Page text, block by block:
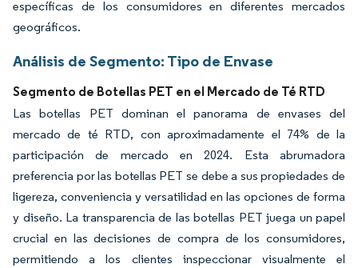
específicas de los consumidores en diferentes mercados
geográficos.
Análisis de Segmento: Tipo de Envase
Segmento de Botellas PET en el Mercado de Té RTD
Las botellas PET dominan el panorama de envases del
mercado de té RTD, con aproximadamente el 74% de la
participación de mercado en 2024. Esta abrumadora
preferencia por las botellas PET se debe a sus propiedades de
ligereza, conveniencia y versatilidad en las opciones de forma
y diseño. La transparencia de las botellas PET juega un papel
crucial en las decisiones de compra de los consumidores,
permitiendo a los clientes inspeccionar visualmente el